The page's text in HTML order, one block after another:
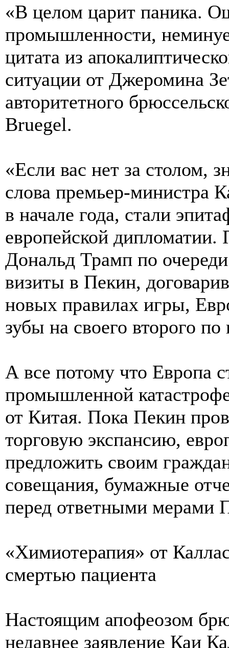
«В целом царит паника.
промышленности,
цитата из
ситуации от Джеромина
авторитетного
Bruegel.
«Если вас нет за столом,
слова премьер-министра
в начале года, стали
европейской
Дональд Трамп по
визиты в Пекин,
новых правилах игры,
зубы на своего второго
А все потому что Европа
промышленной
от Китая. Пока Пекин
торговую экспансию,
предложить своим
совещания, бумажные
перед ответными мерами
«Химиотерапия» от
смертью пациента
Настоящим апофеозом
недавнее заявление Каи